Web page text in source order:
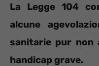
La Legge 104
alcune
sanitarie pur non
handicap grave.